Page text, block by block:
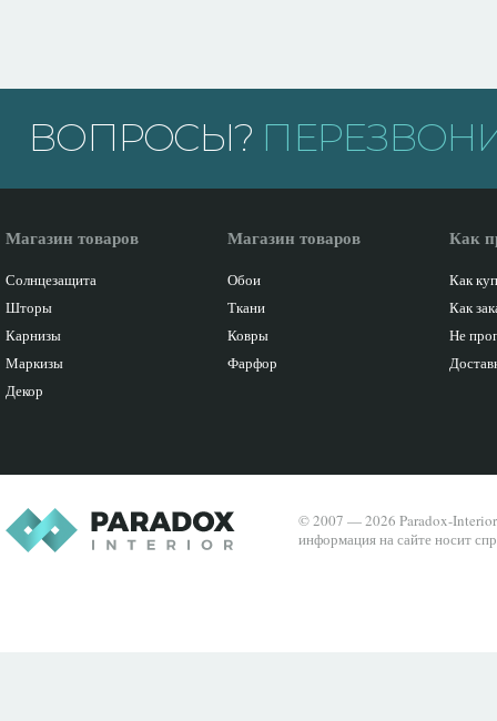
ВОПРОСЫ?
Магазин товаров
Солнцезащита
Шторы
Карнизы
Маркизы
Декор
Магазин товаров
Обои
Ткани
Ковры
Фарфор
Как
Как
Как
Не
© 2007 — 2026 Paradox-
информация на сайте носит